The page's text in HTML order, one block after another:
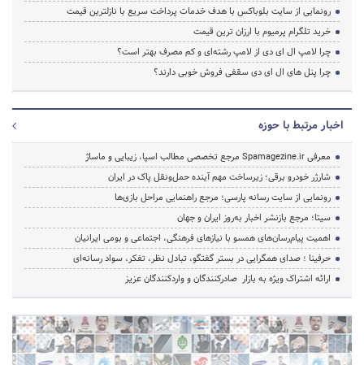
رونمایی از سایت بلوباکس با هدف خدمات پرداخت سریع با نازلترین قیمت
خرید تلگرام پرمیوم با ارزان ترین قیمت
چرا لامپ ال ای دی از لامپ رشته‌ای و کم مصرف بهتر است؟
چرا پنل های ال ای دی سقفی فروش خوبی دارند؟
اخبار مرتبط با حوزه
معرفی Spamagezine.ir مرجع تخصصی مطالب اسپا، زیبایی و ماساژ
شارژر خودرو برقی؛ زیرساخت مهم آینده حمل‌ونقل پاک در ایران
رونمایی از سایت رسانه پارسی؛ مرجع راهنمایی مراحل بازی‌ها
سیتا؛ مرجع بازنشر اخبار به‌روز ایران و جهان
اهمیت پیام‌رسان‌های همسو با نیازهای فرهنگی، اجتماعی و بومی ایرانیان
حرفینا ؛ صدای همگرایی در بستر گفتگو، تبادل نظر، تفکر، سواد رسانه‌ای
ارائه اشتراک ویژه به بازار صادرکنندگان و واردکنندگان عزیز